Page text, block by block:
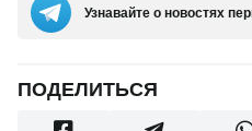
Узнавайте о новостях
ПОДЕЛИТЬСЯ